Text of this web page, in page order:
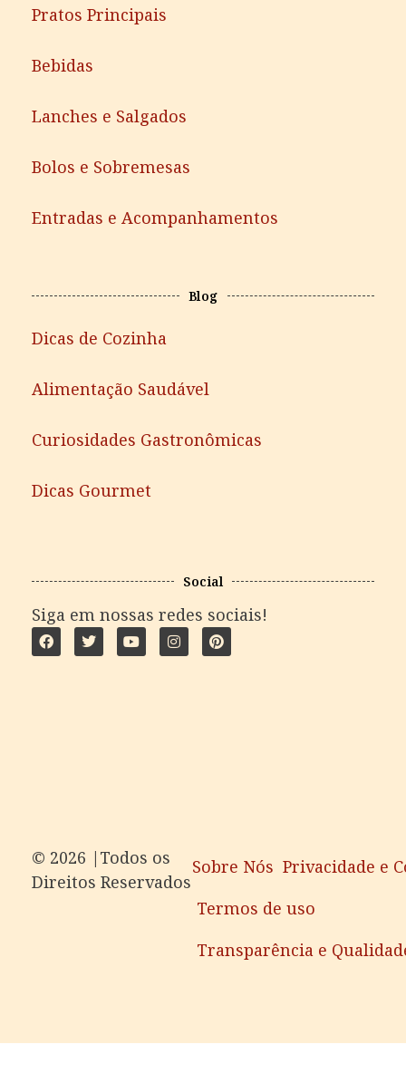
Pratos Principais
Bebidas
Lanches e Salgados
Bolos e Sobremesas
Entradas e Acompanhamentos
Blog
Dicas de Cozinha
Alimentação Saudável
Curiosidades Gastronômicas
Dicas Gourmet
Social
Siga em nossas redes sociais!
©️ 2026 |Todos os
Direitos Reservados
Sobre Nós Privacidade e
Termos de uso
Transparência e